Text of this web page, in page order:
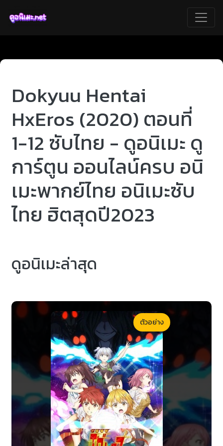
Dokyuu Hentai
HxEros (2020) ตอนที่
1-12 ซับไทย - ดูอนิเมะ ดู
การ์ตูน ออนไลน์ครบ อนิ
เมะพากย์ไทย อนิเมะซับ
ไทย ฮิตสุดปี2023
ดูอนิเมะล่าสุด
ตัวอย่าง